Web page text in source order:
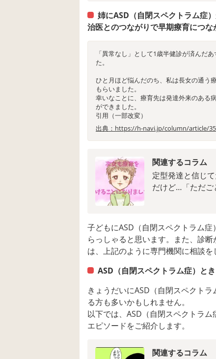
姉にASD（自閉スペクトラム症
治医とのつながりで早期療育につな
「異常なし」として1歳半健診が済んだ
た。
ひと月ほど悩んだのち、私は長女の通う
もらいました。
幸いなことに、療育先は発達外来のある
ができました。
引用（一部改変）
出典：https://h-navi.jp/column/article/
関連するコラム
定型発達と信じ
だけど…「ただご
子どもにASD（自閉スペクトラム
らっしゃると思います。また、診
は、上記のように専門機関に相談を
ASD（自閉スペクトラム症）と
きょうだいにASD（自閉スペクト
る方も多いかもしれません。
以下では、ASD（自閉スペクトラ
エピソードをご紹介します。
関連するコラム